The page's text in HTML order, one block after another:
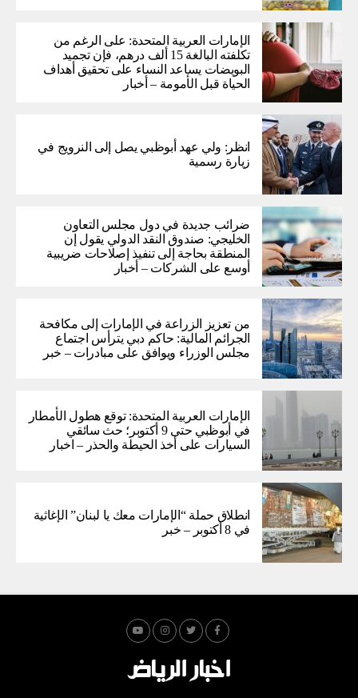
الإمارات العربية المتحدة: على الرغم من
تكلفته البالغة 15 ألف درهم، فإن تجميد
البويضات يساعد النساء على تحقيق أهداف
الحياة قبل الأمومة – أخبار
انظر: ولي عهد أبوظبي يصل إلى النرويج في
زيارة رسمية
ضرائب جديدة في دول مجلس التعاون
الخليجي: صندوق النقد الدولي يقول إن
المنطقة بحاجة إلى تنفيذ إصلاحات ضريبية
أوسع على الشركات – أخبار
من تعزيز الزراعة في الإمارات إلى مكافحة
الجرائم المالية: حاكم دبي يترأس اجتماع
مجلس الوزراء ويوافق على مبادرات – خبر
الإمارات العربية المتحدة: توقع هطول الأمطار
في أبوظبي حتى 9 أكتوبر؛ حث سائقي
السيارات على أخذ الحيطة والحذر – اخبار
انطلاق حملة “الإمارات معك يا لبنان” الإغاثية
في 8 أكتوبر – خبر